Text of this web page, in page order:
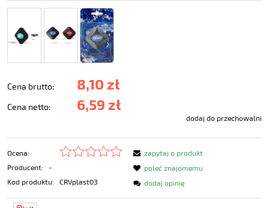
Cena brutto: 8,10 zł
Cena netto: 6,59 zł
dodaj do przechowalni
Ocena:
Producent:
-
Kod produktu:
CRVplast03
zapytaj o produkt
poleć znajomemu
dodaj opinię